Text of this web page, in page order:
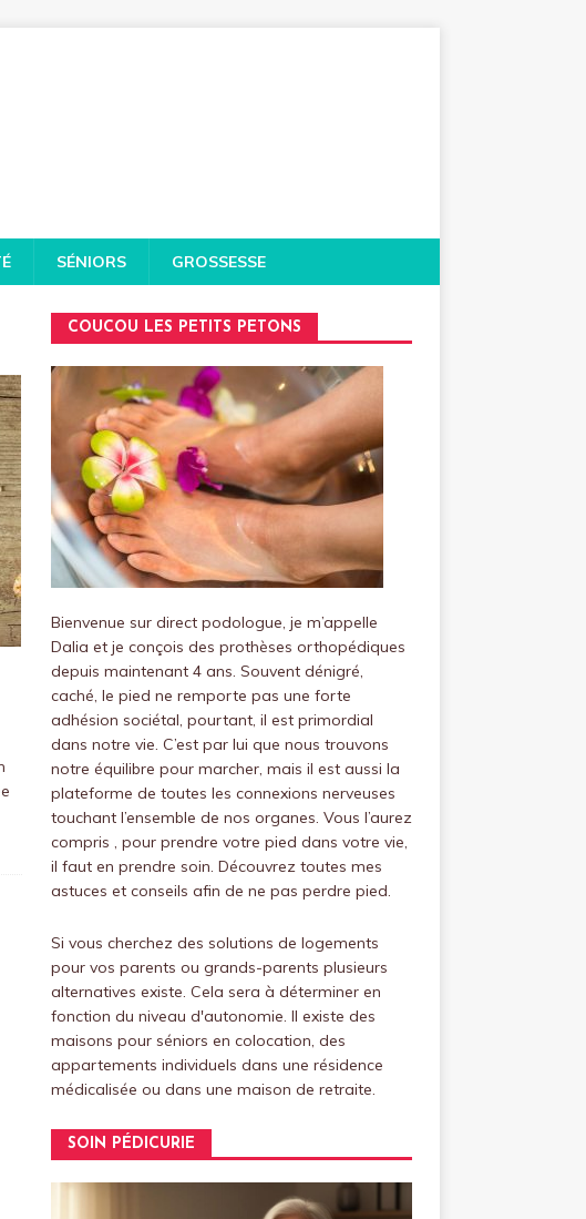
SÉNIORS GROSSESSE
COUCOU LES PETITS PETONS
Bienvenue sur direct podologue, je m’appelle
Dalia et je conçois des prothèses orthopédiques
depuis maintenant 4 ans. Souvent dénigré,
caché, le pied ne remporte pas une forte
adhésion sociétal, pourtant, il est primordial
dans notre vie. C’est par lui que nous trouvons
notre équilibre pour marcher, mais il est aussi la
plateforme de toutes les connexions nerveuses
touchant l’ensemble de nos organes. Vous l’aurez
compris , pour prendre votre pied dans votre vie,
il faut en prendre soin. Découvrez toutes mes
astuces et conseils afin de ne pas perdre pied.
Si vous cherchez des solutions de logements
pour vos parents ou grands-parents plusieurs
alternatives existe. Cela sera à déterminer en
fonction du niveau d'autonomie. Il existe des
maisons pour séniors en colocation, des
appartements individuels dans une résidence
médicalisée ou dans une maison de retraite.
SOIN PÉDICURIE